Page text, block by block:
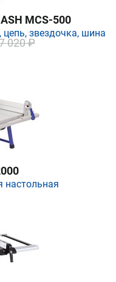
MCS-500
цепь, звездочка, шина
020 ₽
настольная